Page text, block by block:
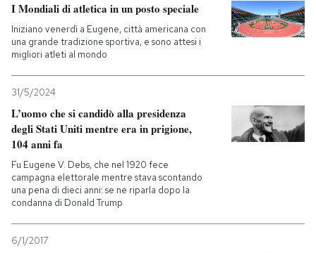
I Mondiali di atletica in un posto speciale
Iniziano venerdì a Eugene, città americana con
una grande tradizione sportiva, e sono attesi i
migliori atleti al mondo
31/5/2024
L’uomo che si candidò alla presidenza
degli Stati Uniti mentre era in prigione,
104 anni fa
Fu Eugene V. Debs, che nel 1920 fece
campagna elettorale mentre stava scontando
una pena di dieci anni: se ne riparla dopo la
condanna di Donald Trump
6/1/2017